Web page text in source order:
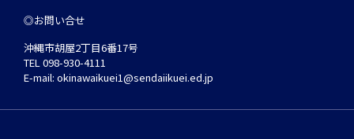
お問い合せ
沖縄市胡屋2丁目6番17号
TEL 098-930-4111
E-mail: okinawaikuei1@sendaiikuei.ed.jp